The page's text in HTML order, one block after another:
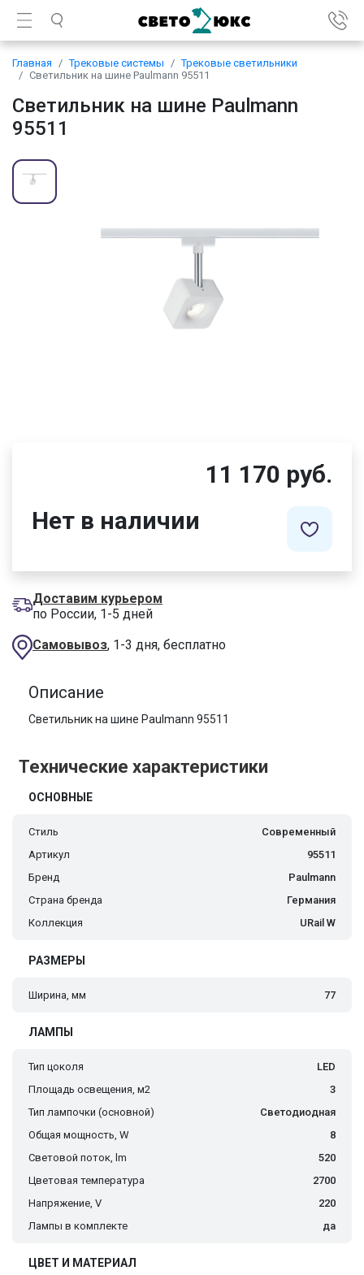
Главная Трековые системы
Трековые светильники
Светильник на шине Paulmann 95511
Светильник на шине Paulmann
95511
11 170 руб.
Нет в наличии
Доставим курьером
по России, 1-5 дней
Самовывоз, 1-3 дня, бесплатно
Описание
Светильник на шине Paulmann 95511
Технические характеристики
ОСНОВНЫЕ
Стиль
Современный
Артикул
95511
Бренд
Paulmann
Страна бренда
Германия
Коллекция
URail W
РАЗМЕРЫ
Ширина, мм 77
ЛАМПЫ
Тип цоколя
LED
Площадь освещения, м2
3
Тип лампочки (основной)
Светодиодная
Общая мощность, W
8
Световой поток, lm
520
Цветовая температура
2700
Напряжение, V
220
Лампы в комплекте
да
ЦВЕТ И МАТЕРИАЛ